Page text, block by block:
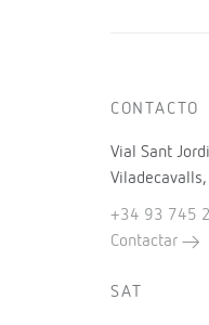
CONTACTO
Vial Sant
+34 93 745
Contactar
SAT